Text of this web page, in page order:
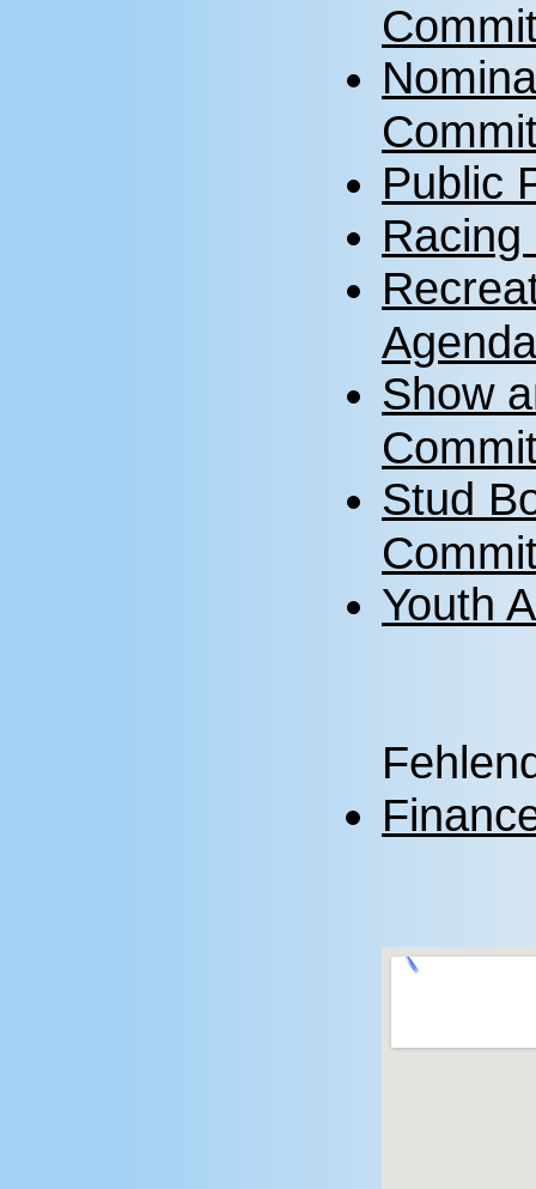
Public
Agenda
Show
Stud
Youth